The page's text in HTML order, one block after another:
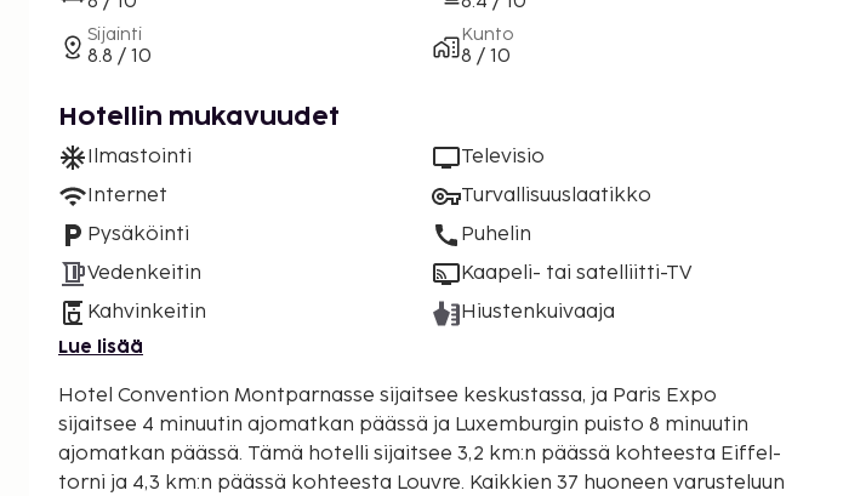
Sijainti
8.8 / 10
Kunto
8 / 10
Hotellin mukavuudet
Ilmastointi
Internet
Pysäköinti
Vedenkeitin
Kahvinkeitin
Televisio
Turvallisuuslaatikko
Puhelin
Kaapeli- tai satelliitti-TV
Hiustenkuivaaja
Lue lisää
Hotel Convention Montparnasse sijaitsee keskustassa, ja Paris Expo
sijaitsee 4 minuutin ajomatkan päässä ja Luxemburgin puisto 8 minuutin
ajomatkan päässä. Tämä hotelli sijaitsee 3,2 km:n päässä kohteesta Eiffel-
torni ja 4,3 km:n päässä kohteesta Louvre. Kaikkien 37 huoneen varusteluun